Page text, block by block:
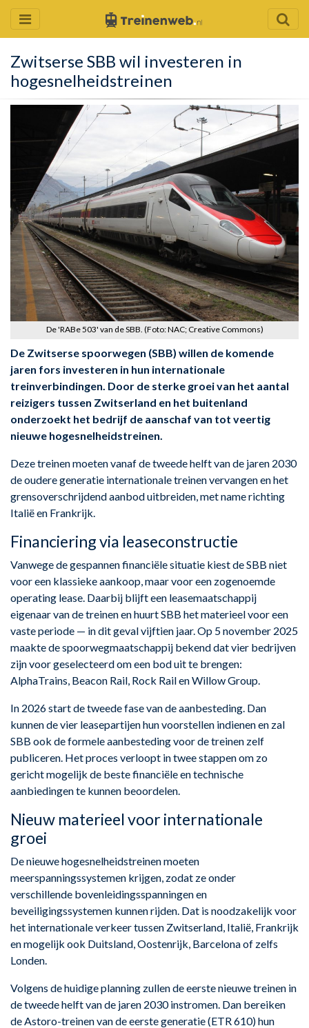
Zwitserse SBB wil investeren in
hogesnelheidstreinen
De 'RABe 503' van de SBB. (Foto: NAC; Creative Commons)
De Zwitserse spoorwegen (SBB) willen de komende
jaren fors investeren in hun internationale
treinverbindingen. Door de sterke groei van het aantal
reizigers tussen Zwitserland en het buitenland
onderzoekt het bedrijf de aanschaf van tot veertig
nieuwe hogesnelheidstreinen.
Deze treinen moeten vanaf de tweede helft van de jaren 2030
de oudere generatie internationale treinen vervangen en het
grensoverschrijdend aanbod uitbreiden, met name richting
Italië en Frankrijk.
Financiering via leaseconstructie
Vanwege de gespannen financiële situatie kiest de SBB niet
voor een klassieke aankoop, maar voor een zogenoemde
operating lease. Daarbij blijft een leasemaatschappij
eigenaar van de treinen en huurt SBB het materieel voor een
vaste periode — in dit geval vijftien jaar. Op 5 november 2025
maakte de spoorwegmaatschappij bekend dat vier bedrijven
zijn voor geselecteerd om een bod uit te brengen:
AlphaTrains, Beacon Rail, Rock Rail en Willow Group.
In 2026 start de tweede fase van de aanbesteding. Dan
kunnen de vier leasepartijen hun voorstellen indienen en zal
SBB ook de formele aanbesteding voor de treinen zelf
publiceren. Het proces verloopt in twee stappen om zo
gericht mogelijk de beste financiële en technische
aanbiedingen te kunnen beoordelen.
Nieuw materieel voor internationale
groei
De nieuwe hogesnelheidstreinen moeten
meerspanningssystemen krijgen, zodat ze onder
verschillende bovenleidingsspanningen en
beveiligingssystemen kunnen rijden. Dat is noodzakelijk voor
het internationale verkeer tussen Zwitserland, Italië, Frankrijk
en mogelijk ook Duitsland, Oostenrijk, Barcelona of zelfs
Londen.
Volgens de huidige planning zullen de eerste nieuwe treinen in
de tweede helft van de jaren 2030 instromen. Dan bereiken
de Astoro-treinen van de eerste generatie (ETR 610) hun